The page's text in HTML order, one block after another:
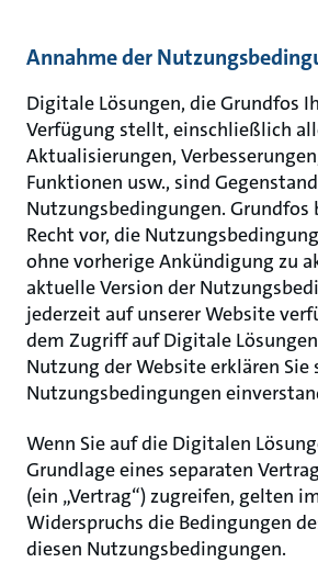
Annahme der
Digitale Lösungen, die Grundfos
Verfügung stellt, einschließlich
Aktualisierungen,
Funktionen usw., sind
Nutzungsbedingungen. Grundfos
Recht vor, die
ohne vorherige Ankündigung zu
aktuelle Version der
jederzeit auf unserer Website
dem Zugriff auf Digitale
Nutzung der Website erklären
Nutzungsbedingungen
Wenn Sie auf die Digitalen
Grundlage eines separaten
(ein „Vertrag“) zugreifen, gelten
Widerspruchs die Bedingungen
diesen Nutzungsbedingungen.